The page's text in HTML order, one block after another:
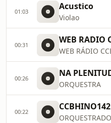
01:03 Acustico
Violao
00:31 WEB RADIO
WEB RÁDIO
00:26 NA
ORQUESTRA
00:22
ORQUESTRADO